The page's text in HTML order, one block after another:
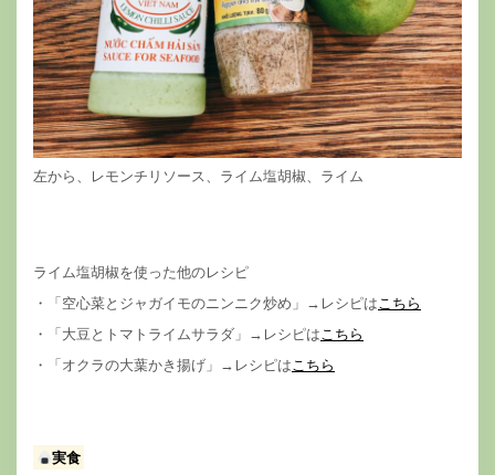
左から、レモンチリソース、ライム塩胡椒、ライム
ライム塩胡椒を使った他のレシピ
・「空心菜とジャガイモのニンニク炒め」→レシピは こちら
・「大豆とトマトライムサラダ」→レシピは こちら
・「オクラの大葉かき揚げ」→レシピは こちら
実食